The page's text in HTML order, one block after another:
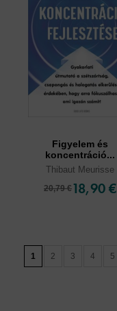
Figyelem és
koncentráció...
Thibaut Meurisse
20,79 €18,90 €
1 2 3 4 5